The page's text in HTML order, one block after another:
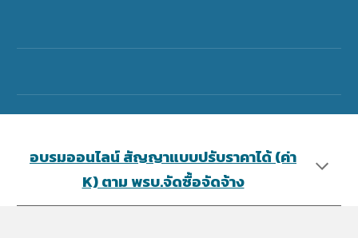
อบรมออนไลน์ สัญญาแบบปรับราคาได้ (ค่า
K) ตาม พรบ.จัดซื้อจัดจ้า​ง